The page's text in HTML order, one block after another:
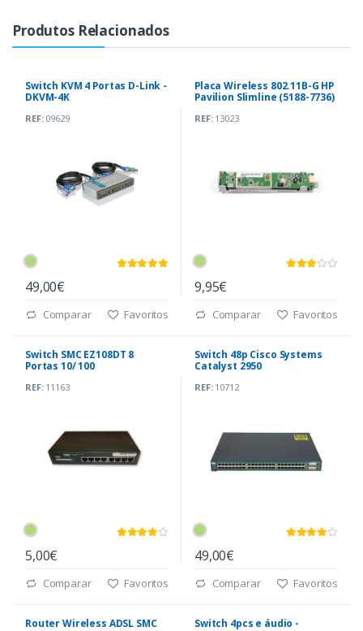
Produtos Relacionados
Switch KVM 4 Portas D-Link -
DKVM-4K
REF:09629
49,00€
Comparar Favoritos
Placa Wireless 802.11B-G HP
Pavilion Slimline (5188-7736)
REF:13023
9,95€
Comparar Favoritos
Switch SMC EZ108DT 8
Portas 10/ 100
REF:11163
5,00€
Comparar Favoritos
Switch 48p Cisco Systems
Catalyst 2950
REF:10712
49,00€
Comparar Favoritos
Router Wireless ADSL SMC
Switch 4pcs e áudio -